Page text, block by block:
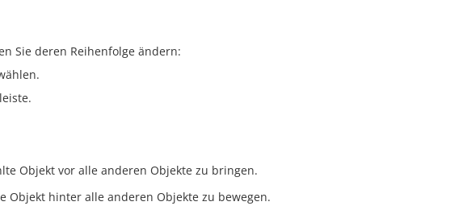
Sie deren Reihenfolge ändern:
Objekt vor alle anderen Objekte zu bringen.
Objekt hinter alle anderen Objekte zu bewegen.